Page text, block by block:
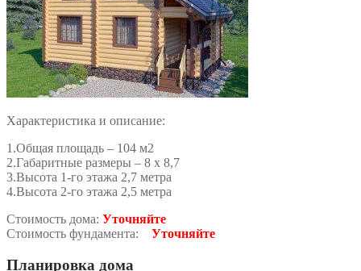
Характеристика и описание:
1.Общая площадь – 104 м2
2.Габаритные размеры – 8 х 8,7
3.Высота 1-го этажа 2,7 метра
4.Высота 2-го этажа 2,5 метра
Стоимость дома: Уточняйте
Стоимость фундамента: Уточняйте
Планировка дома